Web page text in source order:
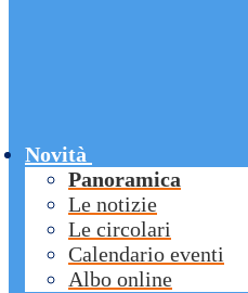
Novità
Panoramica
Le notizie
Le circolari
Calendario eventi
Albo online